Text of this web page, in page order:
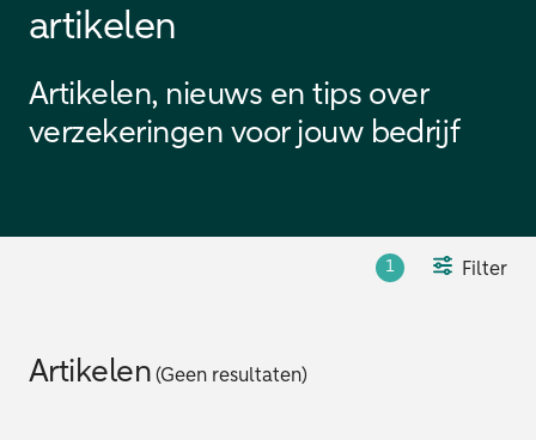
artikelen
Artikelen, nieuws en tips over
verzekeringen voor jouw bedrijf
1 Filter
Artikelen (Geen resultaten)